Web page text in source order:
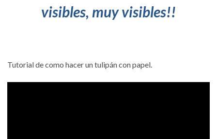
visibles, muy visibles!!
Tutorial de como hacer un tulipán con papel.